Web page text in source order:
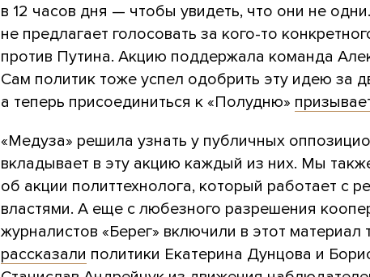
в 12 часов дня — чтобы увидеть, что они не
не предлагает голосовать за кого-то
против Путина. Акцию поддержала команда
Сам политик тоже успел одобрить эту идею за
а теперь присоединиться к «Полудню»
«Медуза» решила узнать у публичных
вкладывает в эту акцию каждый из них. Мы
об акции политтехнолога, который работает с
властями. А еще с любезного разрешения
журналистов «Берег» включили в этот материал
рассказали политики Екатерина Дунцова и